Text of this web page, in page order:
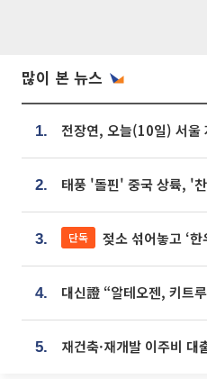
많이 본 뉴스
1.
2.
3. 단독 젖소 섞어놓고 ‘한우 원육
4.
5.